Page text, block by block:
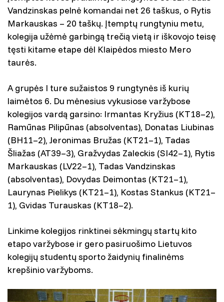
Vandzinskas pelnė komandai net 26 taškus, o Rytis
Markauskas – 20 taškų. Įtemptų rungtyniu metu,
kolegija užėmė garbingą trečią vietą ir iškovojo teisę
tęsti kitame etape dėl Klaipėdos miesto Mero
taurės.
A grupės I ture sužaistos 9 rungtynės iš kurių
laimėtos 6. Du mėnesius vykusiose varžybose
kolegijos vardą garsino: Irmantas Kryžius (KT18–2),
Ramūnas Pilipūnas (absolventas), Donatas Liubinas
(BH11–2), Jeronimas Bružas (KT21–1), Tadas
Šliažas (AT39–3), Gražvydas Zaleckis (SI42–1), Rytis
Markauskas (LV22–1), Tadas Vandzinskas
(absolventas), Dovydas Deimontas (KT21–1),
Laurynas Pielikys (KT21–1), Kostas Stankus (KT21–
1), Gvidas Turauskas (KT18–2).
Linkime kolegijos rinktinei sėkmingų startų kito
etapo varžybose ir gero pasiruošimo Lietuvos
kolegijų studentų sporto žaidynių finalinėms
krepšinio varžyboms.